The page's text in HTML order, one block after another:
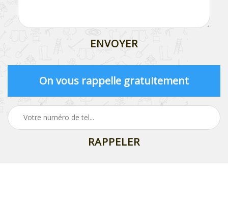
On vous rappelle gratuitement